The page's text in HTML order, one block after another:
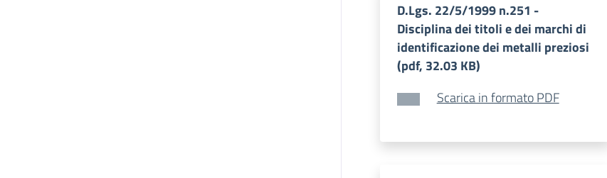
D.Lgs. 22/5/1999 n.251 -
Disciplina dei titoli e dei marchi di
identificazione dei metalli preziosi
(pdf, 32.03 KB)
Scarica in formato PDF